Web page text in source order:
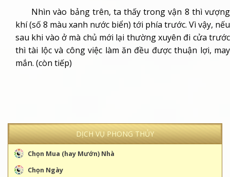
DỊCH VỤ PHONG THỦY
Chọn Mua (hay Mướn) Nhà
Chọn Ngày
Nhìn vào bảng trên, ta thấy trong vận 8 thì vượng
khí (số 8 màu xanh nước biển) tới phía trước. Vì vậy, nếu
sau khi vào ở mà chủ mới lại thường xuyên đi cửa trước
thì tài lộc và công việc làm ăn đều được thuận lợi, may
mắn. (còn tiếp)